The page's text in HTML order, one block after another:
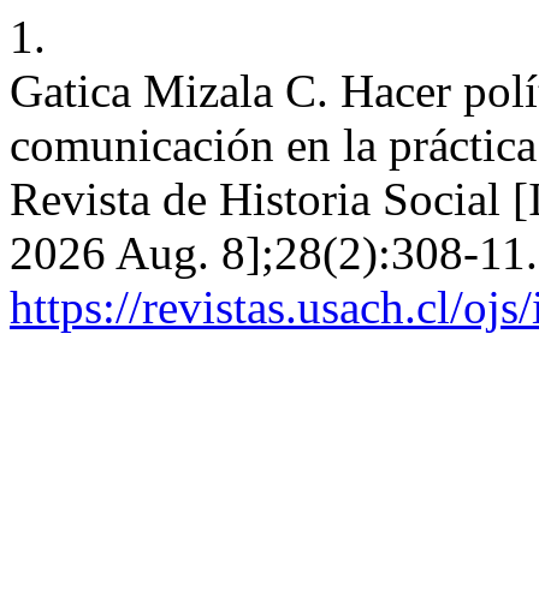
1.
Gatica Mizala C. Hacer
comunicación en la
Revista de Historia Social
2026 Aug. 8];28(2):308-
https://revistas.usach.cl/